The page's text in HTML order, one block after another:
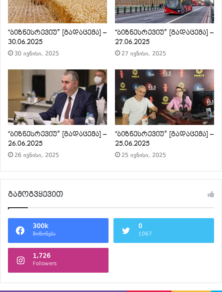
“ბიზნესრევიუ” [გადაცემა] –
30.06.2025
30 ივნისი, 2025
“ბიზნესრევიუ” [გადაცემა] –
27.06.2025
27 ივნისი, 2025
“ბიზნესრევიუ” [გადაცემა] –
26.06.2025
26 ივნისი, 2025
“ბიზნესრევიუ” [გადაცემა] –
25.06.2025
25 ივნისი, 2025
გამოგვყევით
300k
მოწონება
0
1067
1,726
Followers